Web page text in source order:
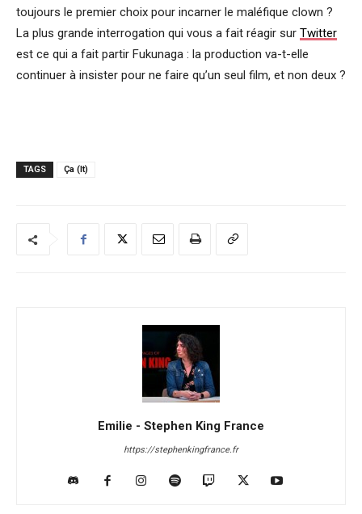
toujours le premier choix pour incarner le maléfique clown ?
La plus grande interrogation qui vous a fait réagir sur Twitter
est ce qui a fait partir Fukunaga : la production va-t-elle
continuer à insister pour ne faire qu’un seul film, et non deux ?
TAGS Ça (It)
Emilie - Stephen King France
https://stephenkingfrance.fr